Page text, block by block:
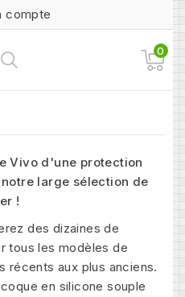
compte
0
Vivo d'une protection
large sélection de
!
des dizaines de
tous les modèles de
récents aux plus anciens.
en silicone souple